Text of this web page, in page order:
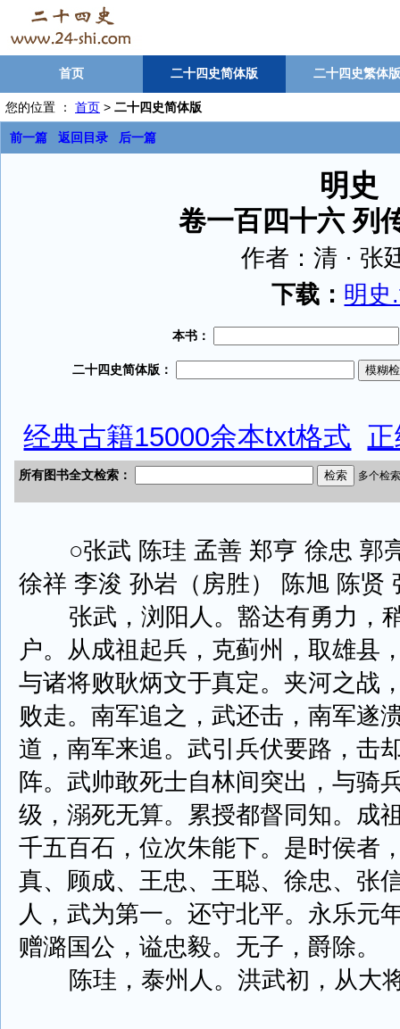
首页 二十四史简体版 二十四史繁体版
您的位置 ： 首页 > 二十四史简体版
前一篇 返回目录 后一篇
明史
卷一百四十六 列
作者：清 · 张
下载： 明史
本书：
经典古籍15000余本txt格式
○张武 陈珪 孟善 郑亨 徐忠 郭
徐祥 李浚 孙岩（房胜） 陈旭 陈贤
张武，浏阳人。豁达有勇力，
户。从成祖起兵，克蓟州，取雄县
与诸将败耿炳文于真定。夹河之战
败走。南军追之，武还击，南军遂
道，南军来追。武引兵伏要路，击
阵。武帅敢死士自林间突出，与骑
级，溺死无算。累授都督同知。成
千五百石，位次朱能下。是时侯者
真、顾成、王忠、王聪、徐忠、张
人，武为第一。还守北平。永乐元
赠潞国公，谥忠毅。无子，爵除。
陈珪，泰州人。洪武初，从大